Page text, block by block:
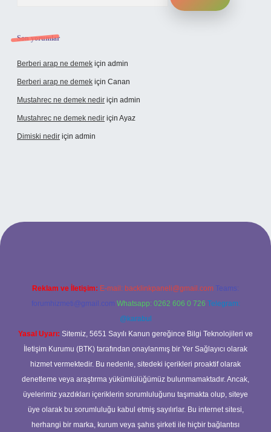
Son yorumlar
Berberi arap ne demek için admin
Berberi arap ne demek için Canan
Mustahrec ne demek nedir için admin
Mustahrec ne demek nedir için Ayaz
Dimiski nedir için admin
güncel adresi
Reklam ve İletişim: E-mail: backlinkpaneli@gmail.com Teams:
forumhizmeti@gmail.com Whatsapp: 0262 606 0 726 Telegram:
@karabul
Yasal Uyarı: Sitemiz, 5651 Sayılı Kanun gereğince Bilgi Teknolojileri ve
İletişim Kurumu (BTK) tarafından onaylanmış bir Yer Sağlayıcı olarak
hizmet vermektedir. Bu nedenle, sitedeki içerikleri proaktif olarak
denetleme veya araştırma yükümlülüğümüz bulunmamaktadır. Ancak,
üyelerimiz yazdıkları içeriklerin sorumluluğunu taşımakta olup, siteye
üye olarak bu sorumluluğu kabul etmiş sayılırlar. Bu internet sitesi,
herhangi bir marka, kurum veya şahıs şirketi ile hiçbir bağlantısı